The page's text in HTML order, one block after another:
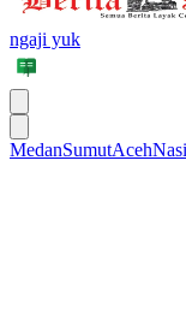
ngaji yuk
MedanSumutAceh